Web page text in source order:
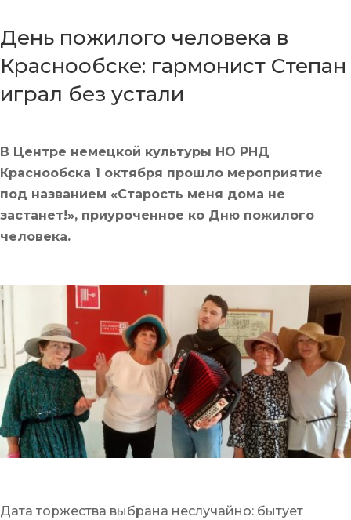
День пожилого человека в
Краснообске: гармонист Степан
играл без устали
В Центре немецкой культуры НО РНД
Краснообска 1 октября прошло мероприятие
под названием «Старость меня дома не
застанет!», приуроченное ко Дню пожилого
человека.
Дата торжества выбрана неслучайно: бытует